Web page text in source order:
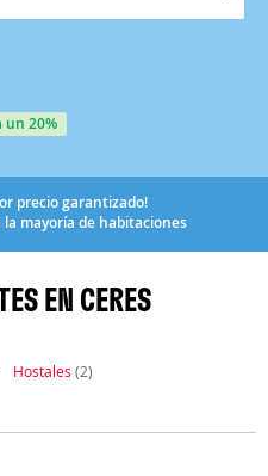
un 20%
precio garantizado!
la mayoría de habitaciones
EN CERES
Hostales (2)